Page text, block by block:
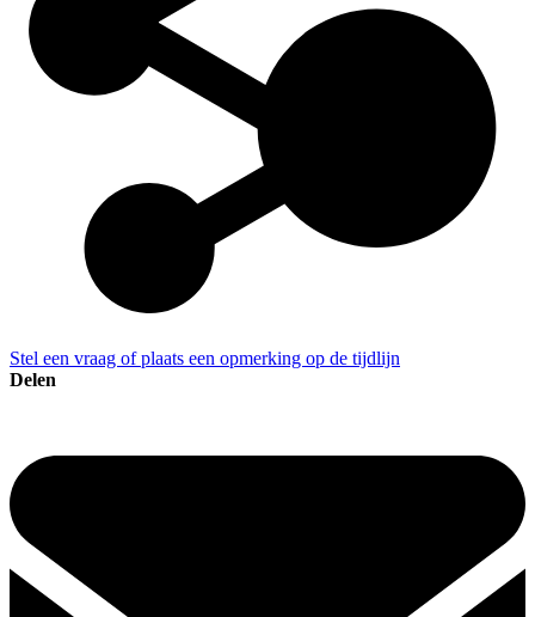
Stel een vraag of plaats een opmerking op de tijdlijn
Delen